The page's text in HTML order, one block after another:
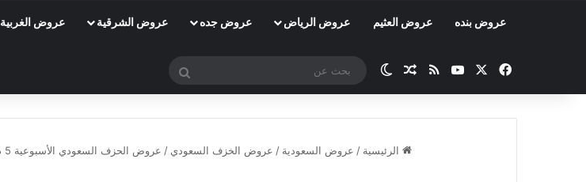
عروض بنده عروض العثيم عروض الرياض عروض جده عروض الشرقية عروض الغربية
فيسبوك ‫YouTubeملخص الموقع RSS
مقال عشوائي
الوضع المظلم
بحث
الرئيسية / عروض السعودية / عروض الخزف السعودي / عروض الحزف السعودي الأسبوعية 5 ديسمبر 2022 الموافق 11 جمادى الأول 1444 خصومات تصل حتى 60%